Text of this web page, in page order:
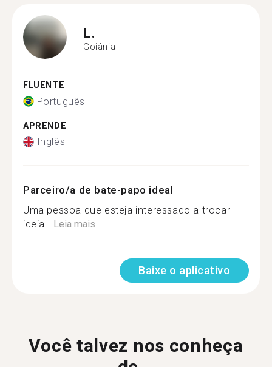
L.
Goiânia
FLUENTE
Português
APRENDE
Inglês
Parceiro/a de bate-papo ideal
Uma pessoa que esteja interessado a trocar
ideia...Leia mais
Baixe o aplicativo
Você talvez nos conheça